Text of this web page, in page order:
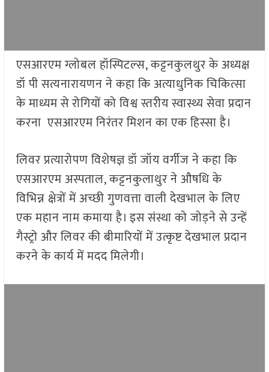
एसआरएम ग्लोबल हॉस्पिटल्स, कट्टनकुलथुर के अध्यक्ष
डॉ पी सत्यनारायणन ने कहा कि अत्याधुनिक चिकित्सा
के माध्यम से रोगियों को विश्व स्तरीय स्वास्थ्य सेवा प्रदान
करना एसआरएम निरंतर मिशन का एक हिस्सा है।
लिवर प्रत्यारोपण विशेषज्ञ डॉ जॉय वर्गीज ने कहा कि
एसआरएम अस्पताल, कट्टनकुलाथुर ने औषधि के
विभिन्न क्षेत्रों में अच्छी गुणवत्ता वाली देखभाल के लिए
एक महान नाम कमाया है। इस संस्था को जोड़ने से उन्हें
गैस्ट्रो और लिवर की बीमारियों में उत्कृष्ट देखभाल प्रदान
करने के कार्य में मदद मिलेगी।